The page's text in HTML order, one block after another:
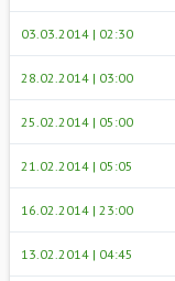
03.03.2014 | 02:30
28.02.2014 | 03:00
25.02.2014 | 05:00
21.02.2014 | 05:05
16.02.2014 | 23:00
13.02.2014 | 04:45